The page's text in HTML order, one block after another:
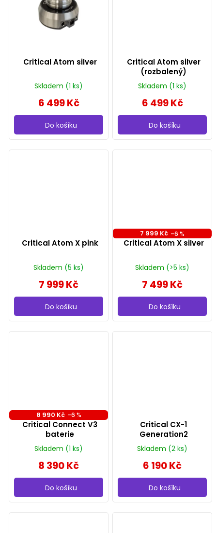
Critical Atom silver
Skladem (1 ks)
6 499 Kč
Do košíku
Critical Atom silver
(rozbalený)
Skladem (1 ks)
6 499 Kč
Do košíku
Critical Atom X pink
Skladem (5 ks)
7 999 Kč
Do košíku
7 999 Kč –6 %
Critical Atom X silver
Skladem (>5 ks)
7 499 Kč
Do košíku
8 990 Kč –6 %
Critical Connect V3
baterie
Skladem (1 ks)
8 390 Kč
Do košíku
Critical CX-1
Generation2
Skladem (2 ks)
6 190 Kč
Do košíku